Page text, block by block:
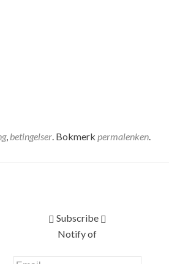
, betingelser. Bokmerk permalenken.
Subscribe
Notify of